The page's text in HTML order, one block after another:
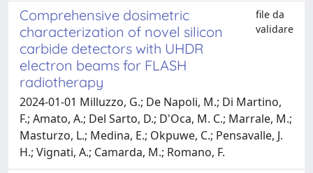
Comprehensive dosimetric
characterization of novel silicon
carbide detectors with UHDR
electron beams for FLASH
radiotherapy
file da
validare
2024-01-01 Milluzzo, G.; De Napoli, M.; Di Martino,
F.; Amato, A.; Del Sarto, D.; D'Oca, M. C.; Marrale, M.;
Masturzo, L.; Medina, E.; Okpuwe, C.; Pensavalle, J.
H.; Vignati, A.; Camarda, M.; Romano, F.